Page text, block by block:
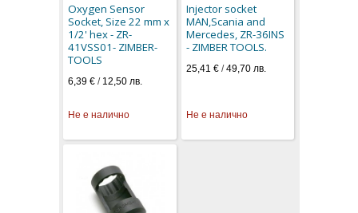
Oxygen Sensor
Socket, Size 22 mm x
1/2' hex - ZR-
41VSS01- ZIMBER-
TOOLS
6,39 € / 12,50 лв.
Не е налично
Injector socket
MAN,Scania and
Mercedes, ZR-36INS
- ZIMBER TOOLS.
25,41 €/49,70 лв.
Не е налично